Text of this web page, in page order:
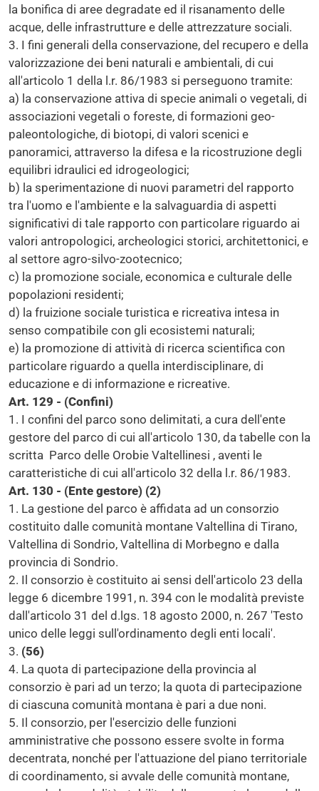
la bonifica di aree degradate ed il risanamento delle
acque, delle infrastrutture e delle attrezzature sociali.
3. I fini generali della conservazione, del recupero e della
valorizzazione dei beni naturali e ambientali, di cui
all'articolo 1 della l.r. 86/1983 si perseguono tramite:
a) la conservazione attiva di specie animali o vegetali, di
associazioni vegetali o foreste, di formazioni geo-
paleontologiche, di biotopi, di valori scenici e
panoramici, attraverso la difesa e la ricostruzione degli
equilibri idraulici ed idrogeologici;
b) la sperimentazione di nuovi parametri del rapporto
tra l'uomo e l'ambiente e la salvaguardia di aspetti
significativi di tale rapporto con particolare riguardo ai
valori antropologici, archeologici storici, architettonici, e
al settore agro-silvo-zootecnico;
c) la promozione sociale, economica e culturale delle
popolazioni residenti;
d) la fruizione sociale turistica e ricreativa intesa in
senso compatibile con gli ecosistemi naturali;
e) la promozione di attività di ricerca scientifica con
particolare riguardo a quella interdisciplinare, di
educazione e di informazione e ricreative.
Art. 129 - (Confini)
1. I confini del parco sono delimitati, a cura dell'ente
gestore del parco di cui all'articolo 130, da tabelle con la
scritta Parco delle Orobie Valtellinesi , aventi le
caratteristiche di cui all'articolo 32 della l.r. 86/1983.
Art. 130 - (Ente gestore) (2)
1. La gestione del parco è affidata ad un consorzio
costituito dalle comunità montane Valtellina di Tirano,
Valtellina di Sondrio, Valtellina di Morbegno e dalla
provincia di Sondrio.
2. Il consorzio è costituito ai sensi dell'articolo 23 della
legge 6 dicembre 1991, n. 394 con le modalità previste
dall'articolo 31 del d.lgs. 18 agosto 2000, n. 267 'Testo
unico delle leggi sull'ordinamento degli enti locali'.
3. (56)
4. La quota di partecipazione della provincia al
consorzio è pari ad un terzo; la quota di partecipazione
di ciascuna comunità montana è pari a due noni.
5. Il consorzio, per l'esercizio delle funzioni
amministrative che possono essere svolte in forma
decentrata, nonché per l'attuazione del piano territoriale
di coordinamento, si avvale delle comunità montane,